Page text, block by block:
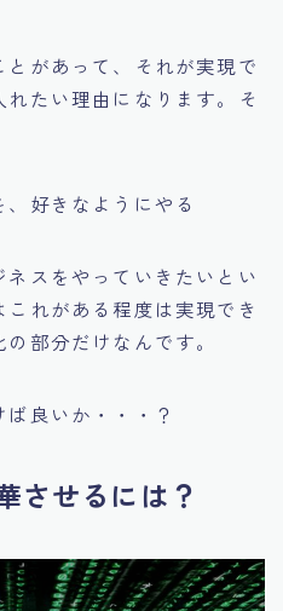
があって、それが実現で
たい理由になります。そ
好きなようにやる
スをやっていきたいとい
れがある程度は実現でき
部分だけなんです。
良いか・・・？
させるには？